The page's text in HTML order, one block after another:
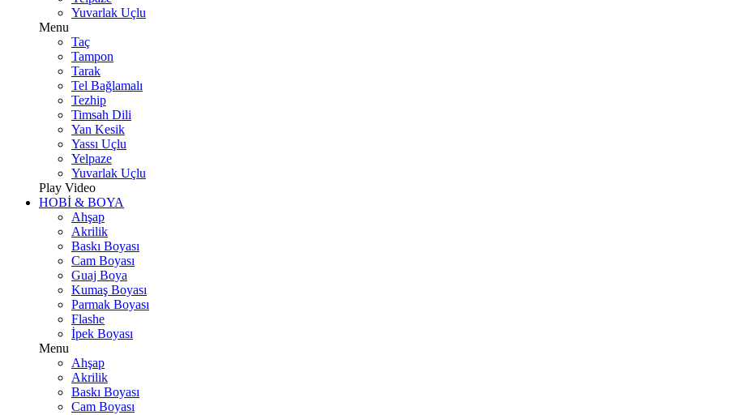
Yuvarlak Uçlu
Menu
Taç
Tampon
Tarak
Tel Bağlamalı
Tezhip
Timsah Dili
Yan Kesik
Yassı Uçlu
Yelpaze
Yuvarlak Uçlu
Play Video
HOBİ & BOYA
Ahşap
Akrilik
Baskı Boyası
Cam Boyası
Guaj Boya
Kumaş Boyası
Parmak Boyası
Flashe
İpek Boyası
Menu
Ahşap
Akrilik
Baskı Boyası
Cam Boyası